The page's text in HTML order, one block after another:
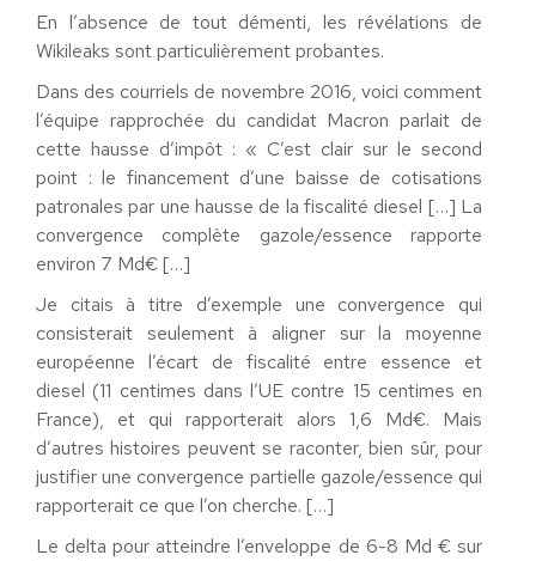
En l’absence de tout démenti, les révélations de
Wikileaks sont particulièrement probantes.
Dans des courriels de novembre 2016, voici comment
l’équipe rapprochée du candidat Macron parlait de
cette hausse d’impôt : « C’est clair sur le second
point : le financement d’une baisse de cotisations
patronales par une hausse de la fiscalité diesel […] La
convergence complète gazole/essence rapporte
environ 7 Md€ […]
Je citais à titre d’exemple une convergence qui
consisterait seulement à aligner sur la moyenne
européenne l’écart de fiscalité entre essence et
diesel (11 centimes dans l’UE contre 15 centimes en
France), et qui rapporterait alors 1,6 Md€. Mais
d’autres histoires peuvent se raconter, bien sûr, pour
justifier une convergence partielle gazole/essence qui
rapporterait ce que l’on cherche. […]
Le delta pour atteindre l’enveloppe de 6-8 Md € sur